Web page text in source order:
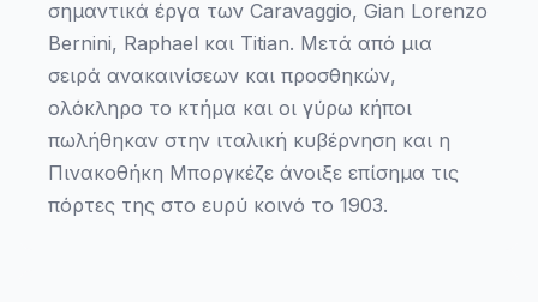
σημαντικά έργα των Caravaggio, Gian Lorenzo
Bernini, Raphael και Titian. Μετά από μια
σειρά ανακαινίσεων και προσθηκών,
ολόκληρο το κτήμα και οι γύρω κήποι
πωλήθηκαν στην ιταλική κυβέρνηση και η
Πινακοθήκη Μποργκέζε άνοιξε επίσημα τις
πόρτες της στο ευρύ κοινό το 1903.